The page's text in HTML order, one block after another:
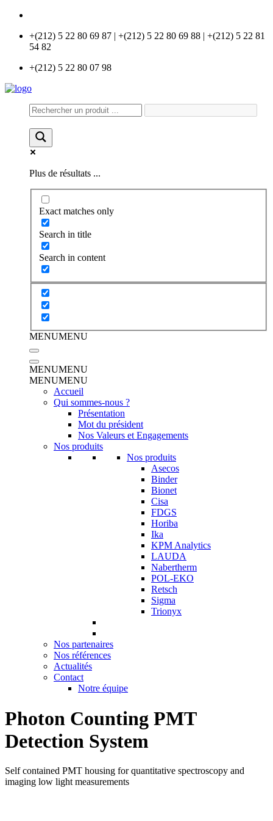
+(212) 5 22 80 69 87 | +(212) 5 22 80 69 88 | +(212) 5 22 81
54 82
+(212) 5 22 80 07 98
Plus de résultats ...
Exact matches only
Search in title
Search in content
MENUMENU
MENUMENU
MENUMENU
Accueil
Qui sommes-nous ?
Présentation
Mot du président
Nos Valeurs et Engagements
Nos produits
Nos produits
Asecos
Binder
Bionet
Cisa
FDGS
Horiba
Ika
KPM Analytics
LAUDA
Nabertherm
POL-EKO
Retsch
Sigma
Trionyx
Nos partenaires
Nos références
Actualités
Contact
Notre équipe
Photon Counting PMT
Detection System
Self contained PMT housing for quantitative spectroscopy and
imaging low light measurements